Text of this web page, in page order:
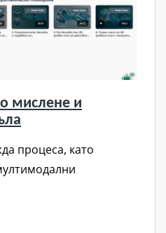
мислене и
процеса, като